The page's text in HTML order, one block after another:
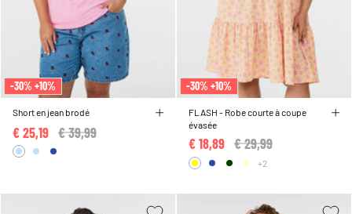
-30% +10%
Short en jean brodé
Price reduced from
€ 39,99
€ 25,19
-30% +10%
FLASH - Robe courte à coupe
évasée
Price reduced from
€ 29,99
€ 18,89
+2